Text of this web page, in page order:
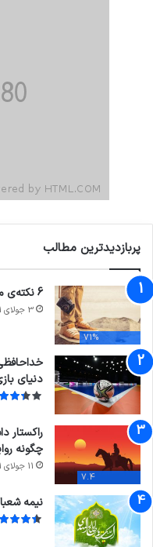
پربازدیدترین مطالب
71%
6 نکته‌ی مهم برای گرفتن عکس‌های جذاب‌تر در سفر
3 جولای 2021
دنیای
7.4
راکستار
چگونه
11 جولای 2021
نیمه